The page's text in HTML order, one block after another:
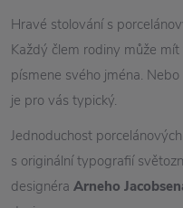
Hravé stolování s
Každý člem rodiny může
písmene svého jména.
je pro vás typický.
Jednoduchost
s originální typografií
designéra Arneho